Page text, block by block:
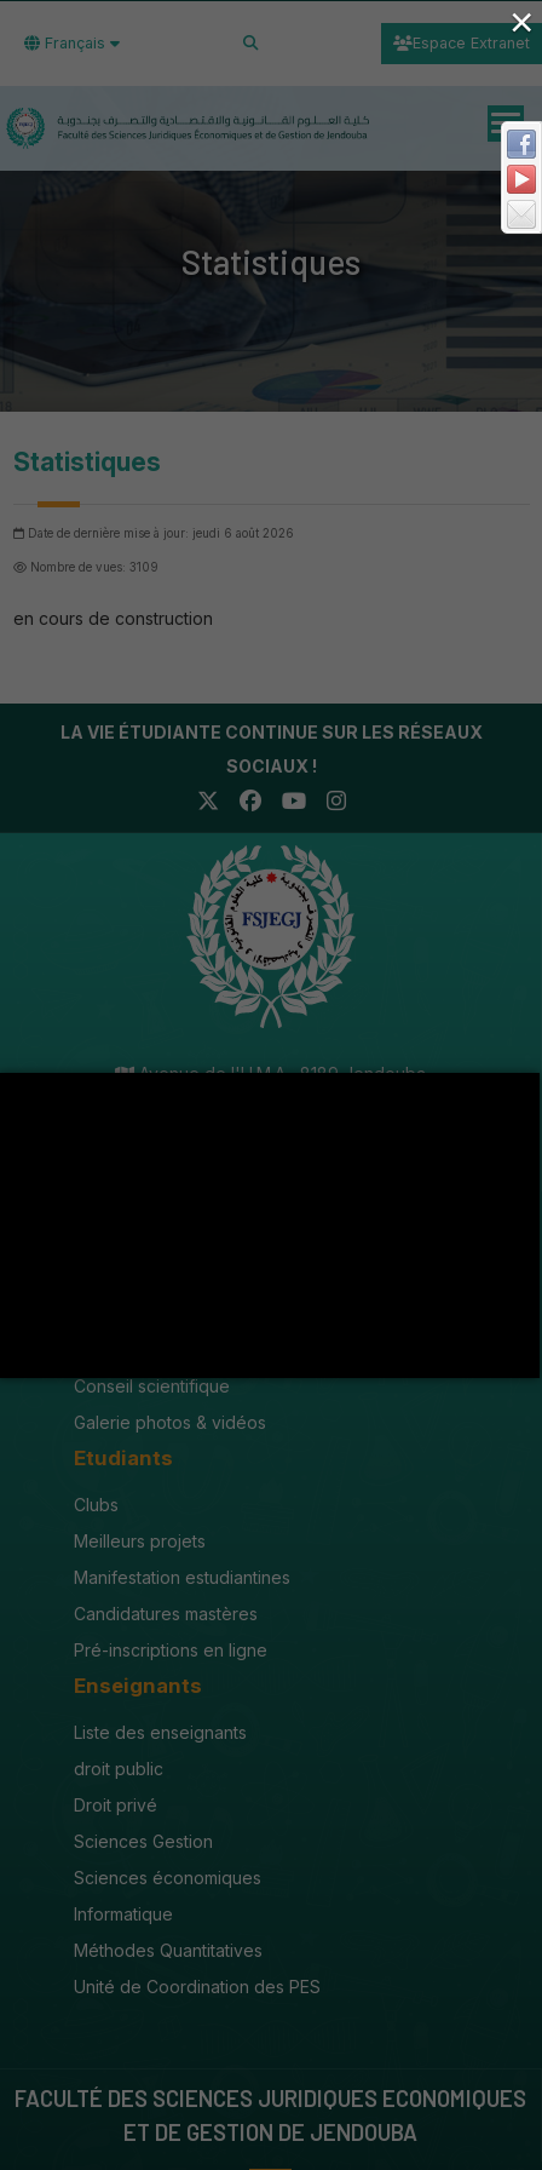
Français Espace Extranet
Statistiques
Statistiques
Date de dernière mise à jour: jeudi 6 août 2026
Nombre de vues: 3109
en cours de construction
LA VIE ÉTUDIANTE CONTINUE SUR LES RÉSEAUX
SOCIAUX !
Avenue de l'U.M.A , 8189 Jendouba
Conseil scientifique
Galerie photos & vidéos
Etudiants
Clubs
Meilleurs projets
Manifestation estudiantines
Candidatures mastères
Pré-inscriptions en ligne
Enseignants
Liste des enseignants
droit public
Droit privé
Sciences Gestion
Sciences économiques
Informatique
Méthodes Quantitatives
Unité de Coordination des PES
FACULTÉ DES SCIENCES JURIDIQUES ECONOMIQUES
ET DE GESTION DE JENDOUBA
×